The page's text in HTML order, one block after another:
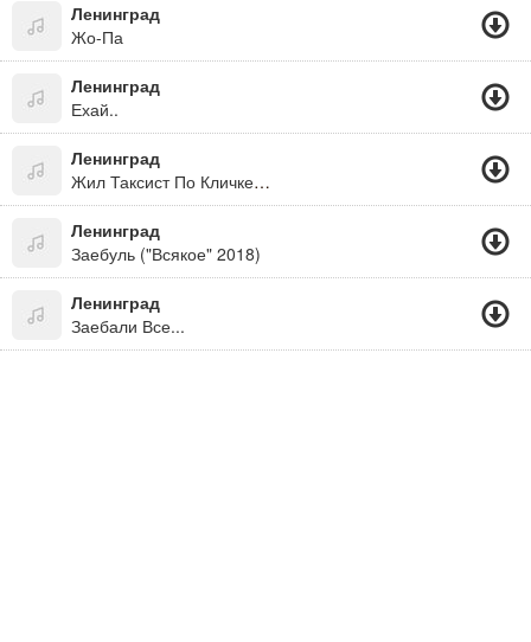
Ленинград
Жо-Па
Ленинград
Ехай..
Ленинград
Жил Таксист По Кличке Пазик, Все Проблемы По Хую
Ленинград
Заебуль ("Всякое" 2018)
Ленинград
Заебали Все...